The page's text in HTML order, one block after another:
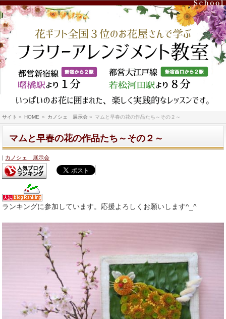
サイト » HOME » カノシェ 展示会 » マムと早春の花の作品たち～その２～
マムと早春の花の作品たち～その２～
カノシェ 展示会
ランキングに参加しています。応援よろしくお願いします^_^